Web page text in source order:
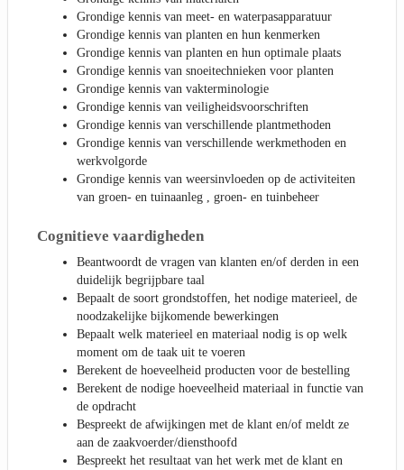
Grondige kennis van meet- en waterpasapparatuur
Grondige kennis van planten en hun kenmerken
Grondige kennis van planten en hun optimale plaats
Grondige kennis van snoeitechnieken voor planten
Grondige kennis van vakterminologie
Grondige kennis van veiligheidsvoorschriften
Grondige kennis van verschillende plantmethoden
Grondige kennis van verschillende werkmethoden en
werkvolgorde
Grondige kennis van weersinvloeden op de activiteiten
van groen- en tuinaanleg , groen- en tuinbeheer
Cognitieve vaardigheden
Beantwoordt de vragen van klanten en/of derden in een
duidelijk begrijpbare taal
Bepaalt de soort grondstoffen, het nodige materieel, de
noodzakelijke bijkomende bewerkingen
Bepaalt welk materieel en materiaal nodig is op welk
moment om de taak uit te voeren
Berekent de hoeveelheid producten voor de bestelling
Berekent de nodige hoeveelheid materiaal in functie van
de opdracht
Bespreekt de afwijkingen met de klant en/of meldt ze
aan de zaakvoerder/diensthoofd
Bespreekt het resultaat van het werk met de klant en